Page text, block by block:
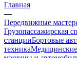
Главная
—
Передвижные
Грузопассажирская
станцииБортовые
техника